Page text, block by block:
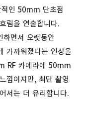
적인 50mm 단초점
림을 연출합니다.
하면서 오랫동안
가까워졌다는 인상을
RF 카메라에 50mm
낌이지만, 최단 촬영
서는 더 유리합니다.